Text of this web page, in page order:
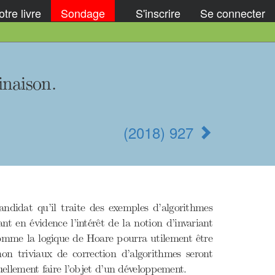
livre Sondage S'inscrire Se connecter
(2018) 927
qu’il traite des exemples d’algorithmes
en évidence l’intérêt de la notion d’invariant
la logique de Hoare pourra utilement être
triviaux de correction d’algorithmes seront
faire l’objet d’un développement.